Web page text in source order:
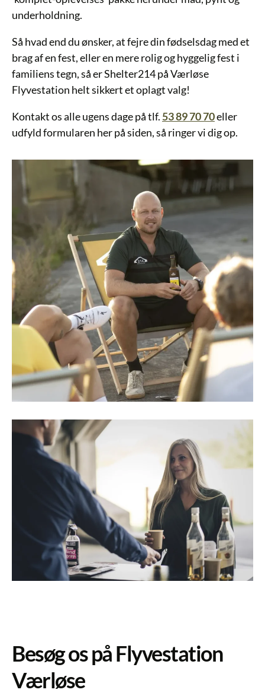
underholdning.
Så hvad end du ønsker, at fejre din fødselsdag med et
brag af en fest, eller en mere rolig og hyggelig fest i
familiens tegn, så er Shelter214 på Værløse
Flyvestation helt sikkert et oplagt valg!
Kontakt os alle ugens dage på tlf. 53 89 70 70eller
udfyld formularen her på siden, så ringer vi dig op.
Besøg os på Flyvestation
Værløse